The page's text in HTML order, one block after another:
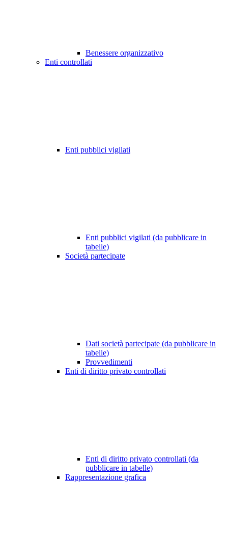
Benessere organizzativo
Enti controllati
Enti pubblici vigilati
Enti pubblici vigilati (da pubblicare in
tabelle)
Società partecipate
Dati società partecipate (da pubblicare in
tabelle)
Provvedimenti
Enti di diritto privato controllati
Enti di diritto privato controllati (da
pubblicare in tabelle)
Rappresentazione grafica